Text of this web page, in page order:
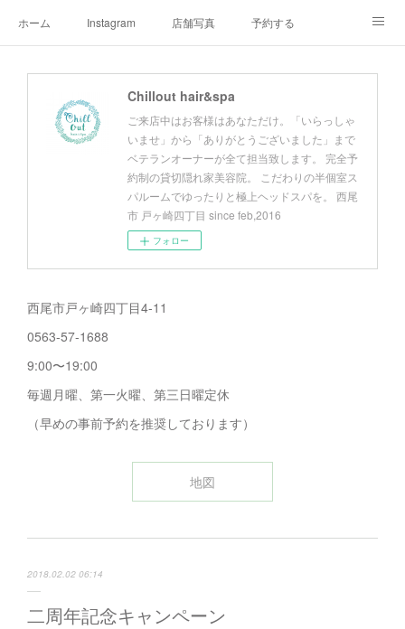
ホーム Instagram 店舗写真 予約する
チルアウトの極上ヘッドスパ
Chillout hair&spa
ご来店中はお客様はあなただけ。「いらっしゃ
いませ」から「ありがとうございました」まで
ベテランオーナーが全て担当致します。 完全予
約制の貸切隠れ家美容院。 こだわりの半個室ス
パルームでゆったりと極上ヘッドスパを。 西尾
市 戸ヶ崎四丁目 since feb,2016
フォロー
西尾市戸ヶ崎四丁目4-11
0563-57-1688
9:00〜19:00
毎週月曜、第一火曜、第三日曜定休
（早めの事前予約を推奨しております）
地図
2018.02.02 06:14
二周年記念キャンペーン